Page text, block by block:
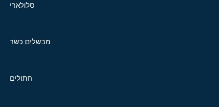
סלולארי
מבשלים כשר
חתולים